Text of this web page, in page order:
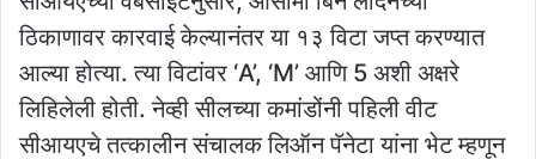
ठिकाणावर कारवाई केल्यानंतर या १३ विटा जप्त करण्यात
आल्या होत्या. त्या विटांवर ‘A’, ‘M’ आणि 5 अशी अक्षरे
लिहिलेली होती. नेव्ही सीलच्या कमांडोंनी पहिली वीट
सीआयएचे तत्कालीन संचालक लिऑन पॅनेटा यांना भेट म्हणून